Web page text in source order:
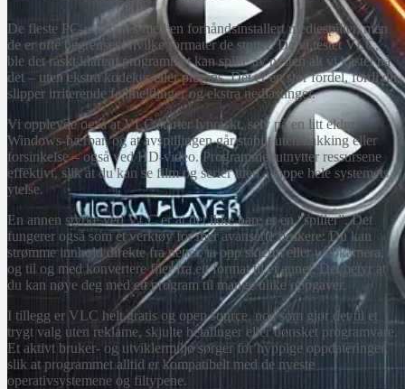
De fleste PC-er leveres med en forhåndsinstallert mediespiller, men
de er ofte begrenset i hvilke formater de støtter. Da vi testet VLC,
ble det raskt klart at programmet kan spille av nesten alt vi kastet på
det – uten ekstra kodeker eller plugins. Det er en stor fordel, fordi du
slipper irriterende feilmeldinger og ekstra nedlastinger.
Vi opplevde også at VLC starter lynraskt, selv på en litt eldre
Windows‑bærbar, og at avspillingen går stabilt uten hakking eller
forsinkelse – også ved HD‑video. Programmet utnytter ressursene
effektivt, slik at du kan se film og serier uten å tappe hele systemets
ytelse.
En annen styrke ved VLC er at det ikke bare er en “spiller”. Det
fungerer også som et verktøy for mer avanserte brukere: Du kan
strømme innhold direkte fra nettet, ta opp skjerm eller webkamera,
og til og med konvertere filer fra ett format til et annet. Det betyr at
du kan nøye deg med ett program til mange ulike oppgaver.
I tillegg er VLC helt gratis og open source, noe som gjør det til et
trygt valg uten reklame, skjulte betalinger eller uønsket programvare.
Et aktivt bruker- og utviklermiljø sørger for hyppige oppdateringer,
slik at programmet alltid er kompatibelt med de nyeste
operativsystemene og filtypene.